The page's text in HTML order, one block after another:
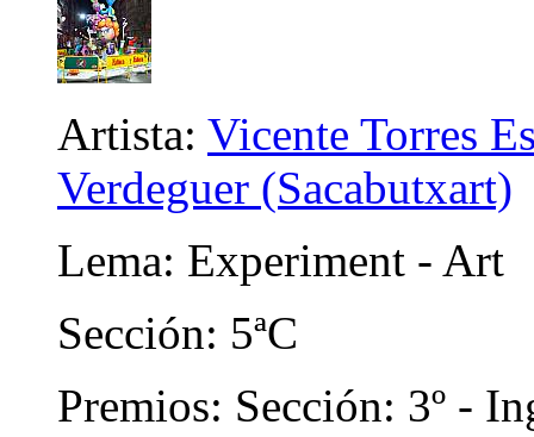
Artista: Vicente Torres
Verdeguer (Sacabutxart)
Lema: Experiment - Art
Sección: 5ªC
Premios: Sección: 3º -